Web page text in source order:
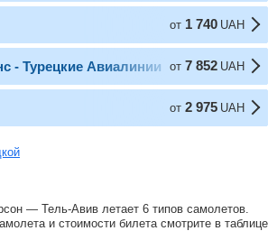
от 1 740 UAH
- Турецкие Авиалинии от 7 852 UAH
от 2 975 UAH
— Тель-Авив летает 6 типов самолетов.
и стоимости билета смотрите в таблице